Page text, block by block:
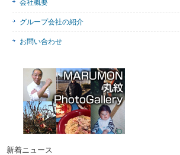
会社概要
グループ会社の紹介
お問い合わせ
新着ニュース